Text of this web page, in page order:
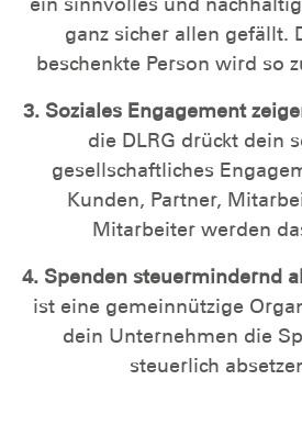
ganz sicher allen gefällt.
beschenkte Person wird so
3. Soziales Engagement
die DLRG drückt dein
gesellschaftliches
Kunden, Partner,
Mitarbeiter werden
4. Spenden steuermindernd
ist eine gemeinnützige
dein Unternehmen die
steuerlich